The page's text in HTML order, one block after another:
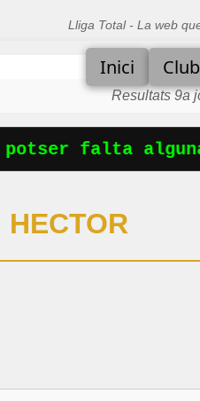
Lliga Total - La web
Inici
Resultats 9a
falta